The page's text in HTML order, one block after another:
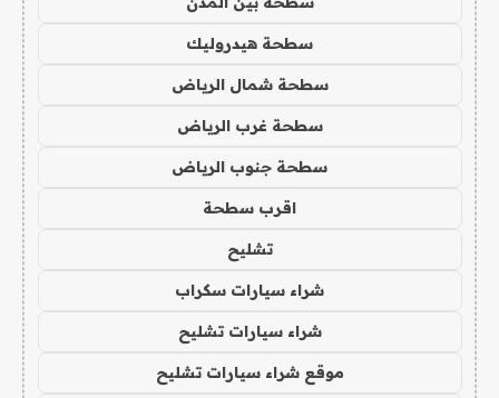
سطحة هيدروليك
سطحة شمال الرياض
سطحة غرب الرياض
سطحة جنوب الرياض
اقرب سطحة
تشليح
شراء سيارات سكراب
شراء سيارات تشليح
موقع شراء سيارات تشليح